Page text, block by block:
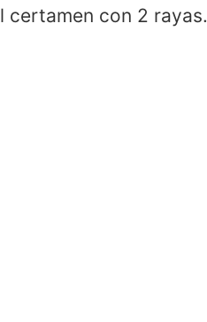
certamen con 2 rayas.